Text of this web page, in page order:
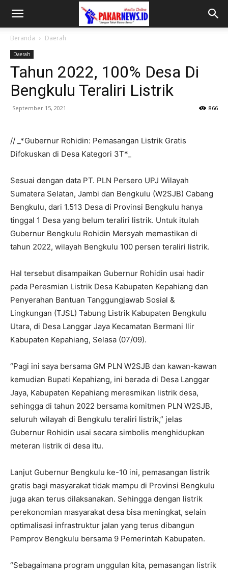
Beranda Daerah
Daerah
Tahun 2022, 100% Desa Di
Bengkulu Teraliri Listrik
September 15, 2021 866
// _*Gubernur Rohidin: Pemasangan Listrik Gratis
Difokuskan di Desa Kategori 3T*_
Sesuai dengan data PT. PLN Persero UPJ Wilayah
Sumatera Selatan, Jambi dan Bengkulu (W2SJB) Cabang
Bengkulu, dari 1.513 Desa di Provinsi Bengkulu hanya
tinggal 1 Desa yang belum teraliri listrik. Untuk itulah
Gubernur Bengkulu Rohidin Mersyah memastikan di
tahun 2022, wilayah Bengkulu 100 persen teraliri listrik.
Hal tersebut disampaikan Gubernur Rohidin usai hadir
pada Peresmian Listrik Desa Kabupaten Kepahiang dan
Penyerahan Bantuan Tanggungjawab Sosial &
Lingkungan (TJSL) Tabung Listrik Kabupaten Bengkulu
Utara, di Desa Langgar Jaya Kecamatan Bermani Ilir
Kabupaten Kepahiang, Selasa (07/09).
“Pagi ini saya bersama GM PLN W2SJB dan kawan-kawan
kemudian Bupati Kepahiang, ini berada di Desa Langgar
Jaya, Kabupaten Kepahiang meresmikan listrik desa,
sehingga di tahun 2022 bersama komitmen PLN W2SJB,
seluruh wilayah di Bengkulu teraliri listrik,” jelas
Gubernur Rohidin usai secara simbolis menghidupkan
meteran listrik di desa itu.
Lanjut Gubernur Bengkulu ke-10 ini, pemasangan listrik
gratis bagi masyarakat tidak mampu di Provinsi Bengkulu
juga akan terus dilaksanakan. Sehingga dengan listrik
perekonomian masyarakat desa bisa meningkat, selain
optimalisasi infrastruktur jalan yang terus dibangun
Pemprov Bengkulu bersama 9 Pemerintah Kabupaten.
“Sebagaimana program unggulan kita, pemasangan listrik